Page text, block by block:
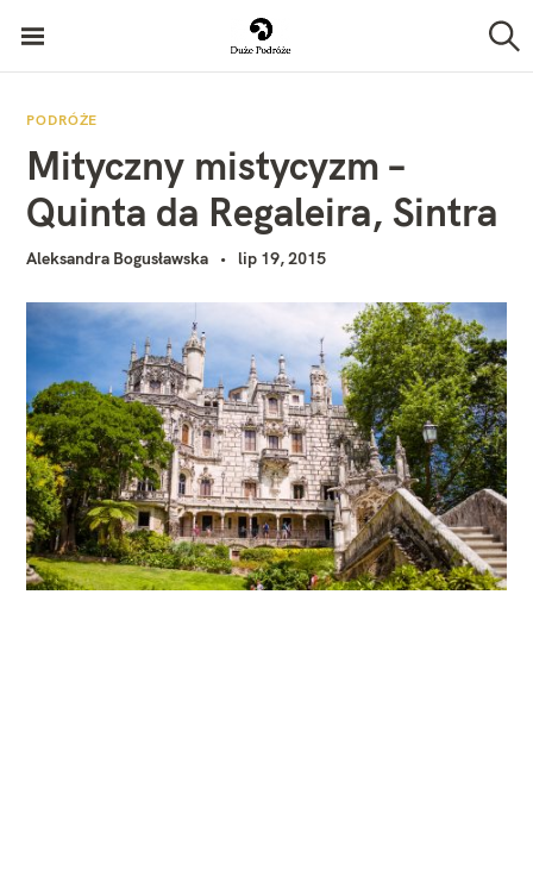
z
PODRÓŻE
Mityczny mistycyzm –
Quinta da Regaleira, Sintra
Aleksandra Bogusławska lip 19, 2015